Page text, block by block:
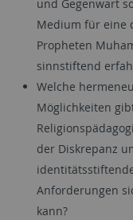
und Gegenwart
Medium für eine
Propheten
sinnstiftend
Welche
Möglichkeiten
der Diskrepanz
Anforderungen
kann?